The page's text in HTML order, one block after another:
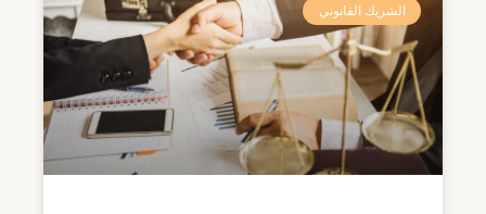
الشريك القانوني